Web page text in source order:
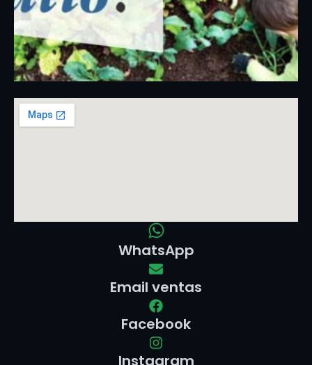
WhatsApp
Email ventas
Facebook
Instagram